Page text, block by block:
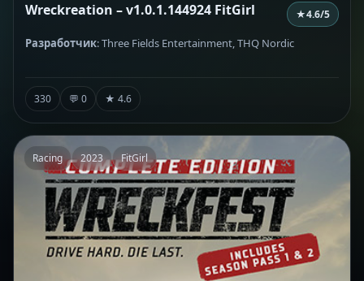
Wreckreation – v1.0.1.144924 FitGirl ★4.6/5
Разработчик: Three Fields Entertainment, THQ Nordic
330 💬 0 ★ 4.6
Racing 2023 FitGirl